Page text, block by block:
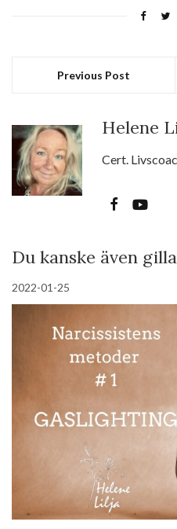
Previous Post
Helene
Cert.
Du kanske även
2022-01-25